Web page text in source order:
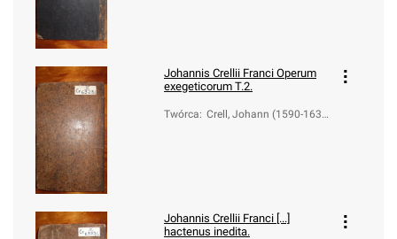
Johannis Crellii Franci Operum
exegeticorum T.2.
Twórca: Crell, Johann (1590-163
Johannis Crellii Franci [...]
hactenus inedita.